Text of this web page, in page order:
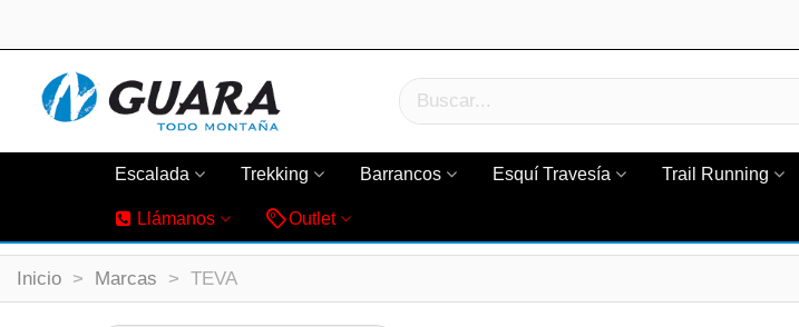
Escalada Trekking Barrancos Esquí Travesía Trail Running
Llámanos Outlet
Inicio > Marcas > TEVA